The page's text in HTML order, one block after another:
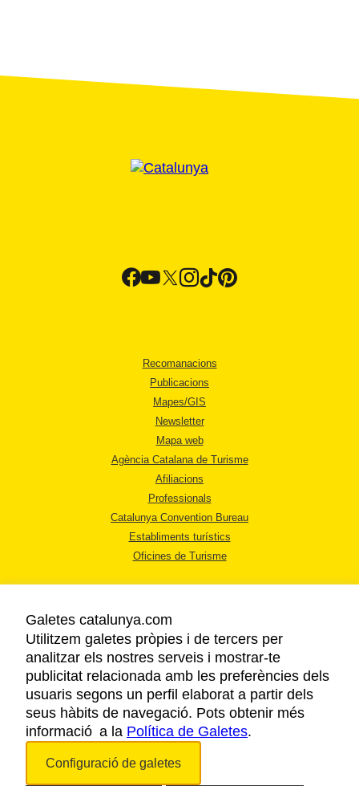
Recomanacions
Publicacions
Mapes/GIS
Newsletter
Mapa web
Agència Catalana de Turisme
Afiliacions
Professionals
Catalunya Convention Bureau
Establiments turístics
Oficines de Turisme
AVÍS LEGAL
POLÍTICA DE PRIVACITAT
COOKIES
ACCESSIBILITAT
Galetes catalunya.com
Utilitzem galetes pròpies i de tercers per
analitzar els nostres serveis i mostrar-te
publicitat relacionada amb les preferències dels
usuaris segons un perfil elaborat a partir dels
seus hàbits de navegació. Pots obtenir més
informació a la Política de Galetes.
Configuració de galetes